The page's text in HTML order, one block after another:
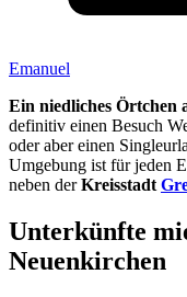
Emanuel
Ein niedliches Örtchen
definitiv einen Besuch
oder aber einen
Umgebung ist für jeden
neben derKreisstadt
Unterkünfte
Neuenkirchen